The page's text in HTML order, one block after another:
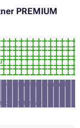
PREMIUM
nepríjme túto náplň
materiálov